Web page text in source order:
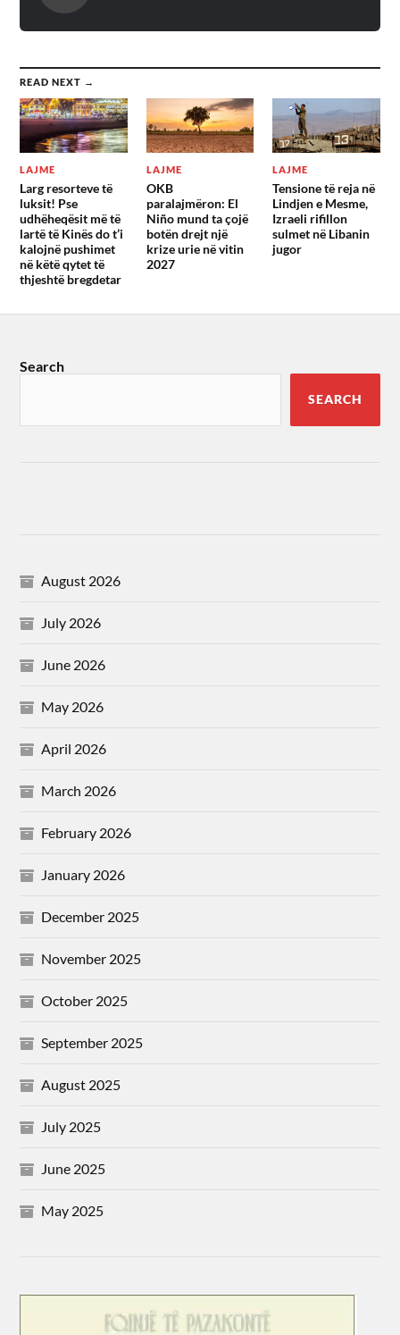
READ NEXT →
LAJME
Larg resorteve të
luksit! Pse
udhëheqësit më të
lartë të Kinës do t’i
kalojnë pushimet
në këtë qytet të
thjeshtë bregdetar
LAJME
OKB
paralajmëron: El
Niño mund ta çojë
botën drejt një
krize urie në vitin
2027
LAJME
Tensione të reja në
Lindjen e Mesme,
Izraeli rifillon
sulmet në Libanin
jugor
Search
SEARCH
August 2026
July 2026
June 2026
May 2026
April 2026
March 2026
February 2026
January 2026
December 2025
November 2025
October 2025
September 2025
August 2025
July 2025
June 2025
May 2025